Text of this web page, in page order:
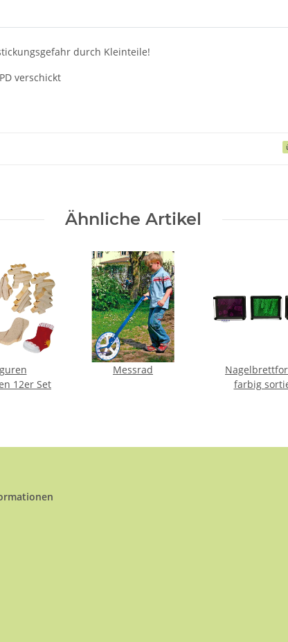
durch Kleinteile!
verschickt
Ähnliche Artikel
12er Set
Messrad
farbig